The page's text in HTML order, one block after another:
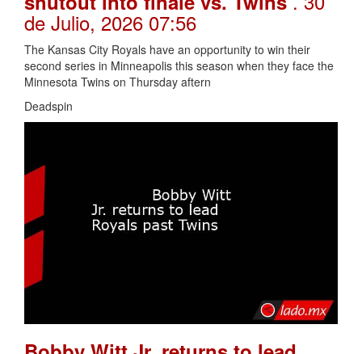
de Julio, 2026 07:56
The Kansas City Royals have an opportunity to win their
second series in Minneapolis this season when they face the
Minnesota Twins on Thursday aftern
Deadspin